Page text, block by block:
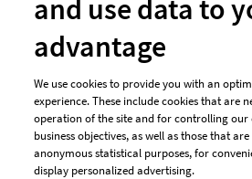
#266 Logo-Design von
and use data to
advantage
We use cookies to provide you with an
experience. These include cookies that are
operation of the site and for controlling
business objectives, as well as those that
anonymous statistical purposes, for
display personalized advertising.